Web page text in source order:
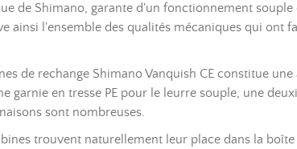
de Shimano, garante d'un fonctionnement souple
l'ensemble des qualités mécaniques qui ont
de rechange Shimano Vanquish CE constitue
en tresse PE pour le leurre souple, une
sont nombreuses.
trouvent naturellement leur place dans la